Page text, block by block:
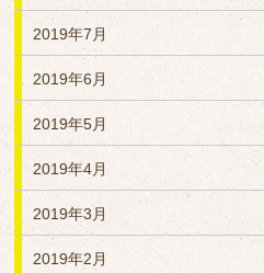
2019年7月
2019年6月
2019年5月
2019年4月
2019年3月
2019年2月